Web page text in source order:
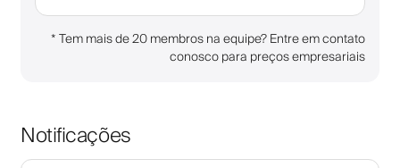
*Tem mais de 20 membros na equipe? Entre em contato
conosco para preços empresariais
Notificações